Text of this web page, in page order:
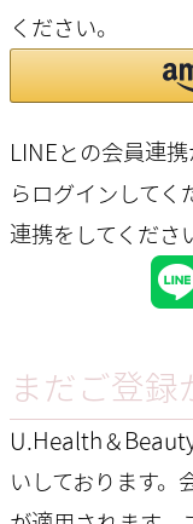
ください。
LINEとの会員連
らログインしてく
連携をしてくださ
まだご登録
U.Health＆
いしております。